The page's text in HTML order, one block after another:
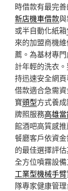
時借款有最完
新店機車借款
或半自動化紙箱
來的加盟商機
薦。為基材專
計年輕的洗衣
持迅速安全網
借款適合急需
寶頭型方式養
牌照服務高雄
館酒吧高質感推
餐廳客戶依資
的最佳選擇評
全方位噴霧設
工業型機械手臂
隊專家健康管